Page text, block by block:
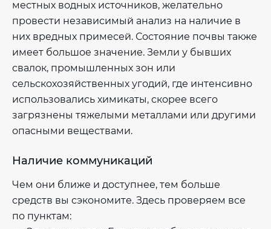
местных водных источников, желательно
провести независимый анализ на наличие в
них вредных примесей. Состояние почвы также
имеет большое значение. Земли у бывших
свалок, промышленных зон или
сельскохозяйственных угодий, где интенсивно
использовались химикаты, скорее всего
загрязнены тяжелыми металлами или другими
опасными веществами.
Наличие коммуникаций
Чем они ближе и доступнее, тем больше
средств вы сэкономите. Здесь проверяем все
по пунктам: